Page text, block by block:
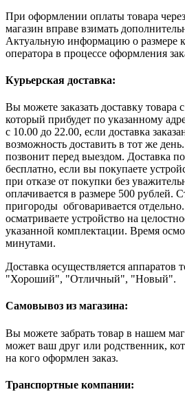
При оформлении оплаты товара
магазин вправе взимать
Актуальную информацию о размере
оператора в процессе оформления
Курьерская доставка:
Вы можете заказать доставку товара
который прибудет по указанному
с 10.00 до 22.00, если доставка
возможность доставить в тот же
позвонит перед выездом. Доставка
бесплатно, если вы покупаете
при отказе от покупки без
оплачивается в размере 500 рублей.
пригороды обговаривается
осматриваете устройство на
указанной комплектации. Время
минутами.
Доставка осуществляется аппаратов
"Хороший", "Отличный", "Новый".
Самовывоз из магазина:
Вы можете забрать товар в нашем
может ваш друг или родственник,
на кого оформлен заказ.
Транспортные компании: